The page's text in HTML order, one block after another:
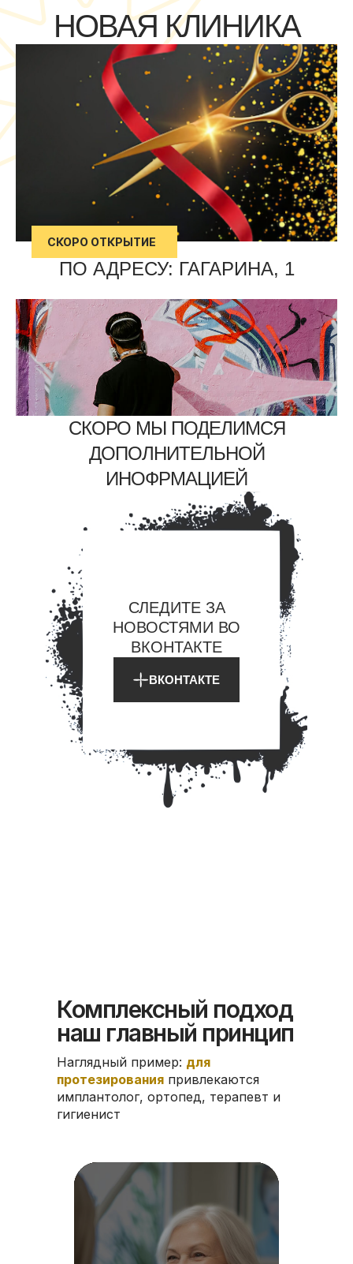
НОВАЯ КЛИНИКА
СКОРО ОТКРЫТИЕ
ПО АДРЕСУ: ГАГАРИНА, 1
LIVING COMMUNITY
Our gallery is not just a space — it’s a living network of artists,
thinkers, and visitors from around the world. We host
workshops, open walls, and live sessions where creativity
grows through collaboration and dialogue
MORE
СКОРО МЫ ПОДЕЛИМСЯ
ДОПОЛНИТЕЛЬНОЙ
ИНОФРМАЦИЕЙ
СЛЕДИТЕ ЗА
НОВОСТЯМИ ВО
ВКОНТАКТЕ
ВКОНТАКТЕ
Наглядный пример: для
протезирования привлекаются
имплантолог, ортопед, терапевт и
гигиенист
Комплексный подход
наш главный принцип